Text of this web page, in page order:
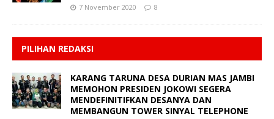
7 November 2020 8
PILIHAN REDAKSI
KARANG TARUNA DESA DURIAN MAS JAMBI
MEMOHON PRESIDEN JOKOWI SEGERA
MENDEFINITIFKAN DESANYA DAN
MEMBANGUN TOWER SINYAL TELEPHONE